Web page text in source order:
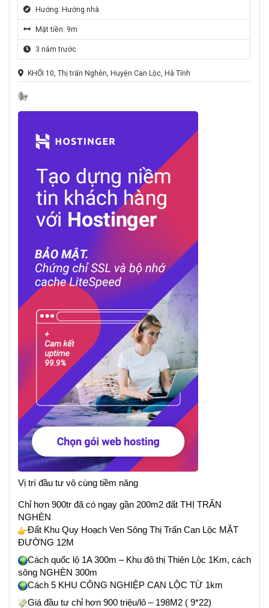
Hướng: Hướng nhà
Mặt tiền: 9m
3 năm trước
KHỐI 10, Thị trấn Nghèn, Huyện Can Lộc, Hà Tĩnh
Vị trí đầu tư vô cùng tiềm năng
Chỉ hơn 900tr đã có ngay gần 200m2 đất THỊ TRẤN
NGHÈN
Đất Khu Quy Hoạch Ven Sông Thị Trấn Can Lộc MẶT
ĐƯỜNG 12M
Cách quốc lộ 1A 300m – Khu đô thị Thiên Lộc 1Km, cách
sông NGHÈN 300m
Cách 5 KHU CÔNG NGHIỆP CAN LỘC TỪ 1km
Giá đầu tư chỉ hơn 900 triệu/lô – 198M2 ( 9*22)